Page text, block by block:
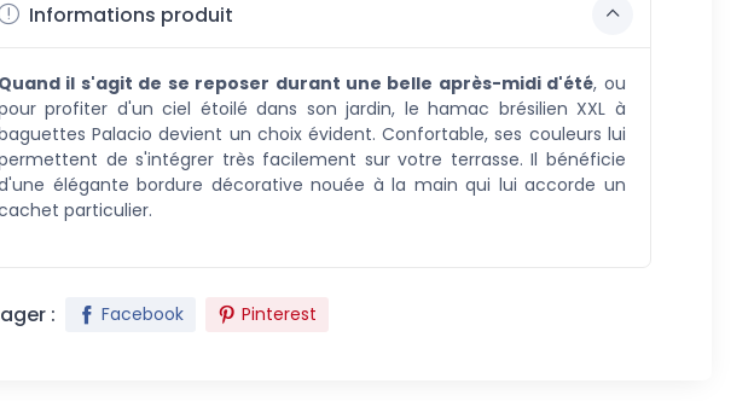
Informations produit
Quand il s'agit de se reposer durant une belle après-midi d'été, ou
profiter d'un ciel étoilé dans son jardin, le hamac brésilien XXL à
Palacio devient un choix évident. Confortable, ses couleurs lui
de s'intégrer très facilement sur votre terrasse. Il bénéficie
élégante bordure décorative nouée à la main qui lui accorde un
particulier.
: Facebook Pinterest